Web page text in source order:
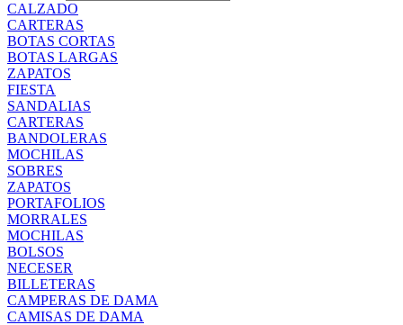
CALZADO
CARTERAS
BOTAS CORTAS
BOTAS LARGAS
ZAPATOS
FIESTA
SANDALIAS
CARTERAS
BANDOLERAS
MOCHILAS
SOBRES
ZAPATOS
PORTAFOLIOS
MORRALES
MOCHILAS
BOLSOS
NECESER
BILLETERAS
CAMPERAS DE DAMA
CAMISAS DE DAMA